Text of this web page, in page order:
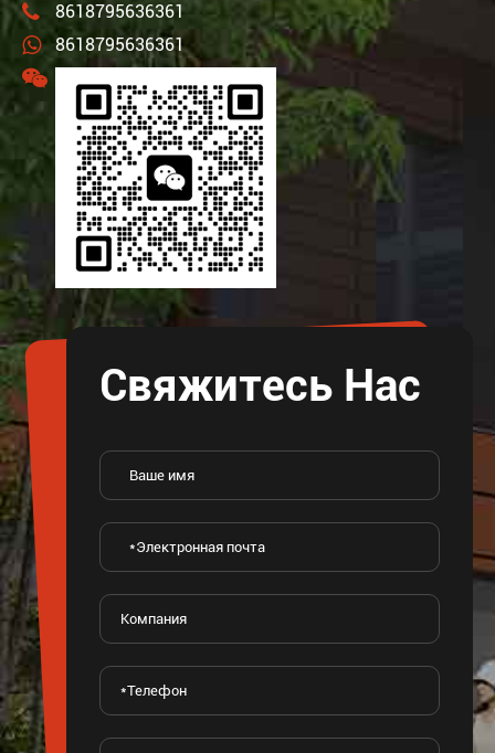
8618795636361
8618795636361
Свяжитесь Нас